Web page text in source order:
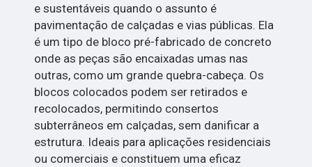
e sustentáveis quando o assunto é
pavimentação de calçadas e vias públicas. Ela
é um tipo de bloco pré-fabricado de concreto
onde as peças são encaixadas umas nas
outras, como um grande quebra-cabeça. Os
blocos colocados podem ser retirados e
recolocados, permitindo consertos
subterrâneos em calçadas, sem danificar a
estrutura. Ideais para aplicações residenciais
ou comerciais e constituem uma eficaz